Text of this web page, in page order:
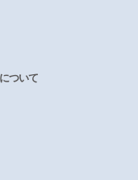
ついて